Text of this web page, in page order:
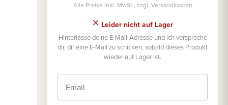
Alle Preise inkl. MwSt., zzgl. Versandkosten
Leider nicht auf Lager
Hinterlasse deine E-Mail-Adresse und ich verspreche
dir, dir eine E-Mail zu schicken, sobald dieses Produkt
wieder auf Lager ist.